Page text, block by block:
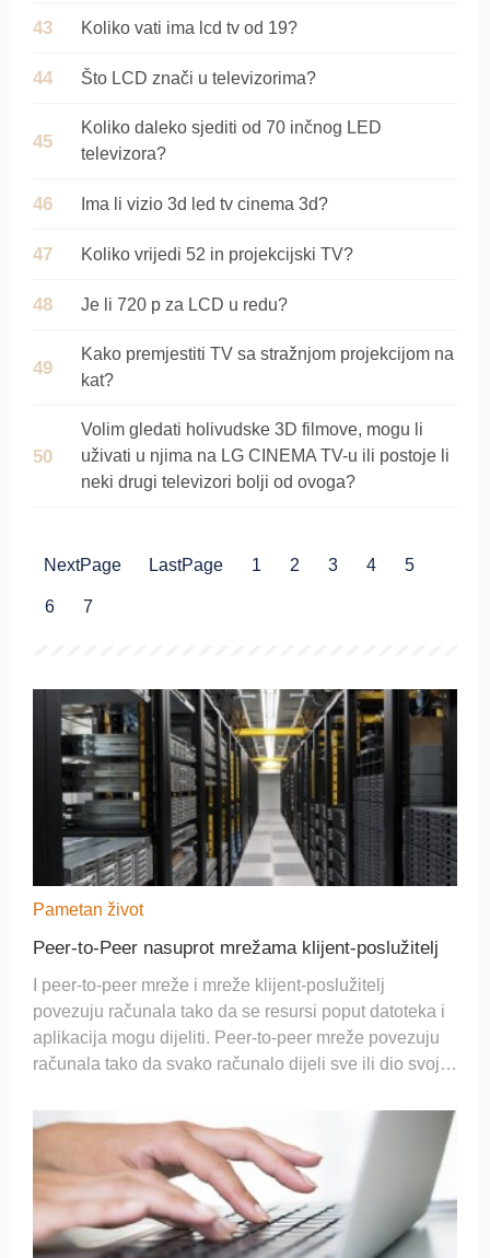
Koliko vati ima lcd tv od 19?
Što LCD znači u televizorima?
Koliko daleko sjediti od 70 inčnog LED
televizora?
Ima li vizio 3d led tv cinema 3d?
Koliko vrijedi 52 in projekcijski TV?
Je li 720 p za LCD u redu?
Kako premjestiti TV sa stražnjom projekcijom na
kat?
Volim gledati holivudske 3D filmove, mogu li
uživati ​​u njima na LG CINEMA TV-u ili postoje li
neki drugi televizori bolji od ovoga?
NextPage LastPage 1 2 3 4 5
6 7
Pametan život
Peer-to-Peer nasuprot mrežama klijent-poslužitelj
I peer-to-peer mreže i mreže klijent-poslužitelj
povezuju računala tako da se resursi poput datoteka i
aplikacija mogu dijeliti. Peer-to-peer mreže povezuju
računala tako da svako računalo dijeli sve ili dio svojih
središnjih računala ili poslu